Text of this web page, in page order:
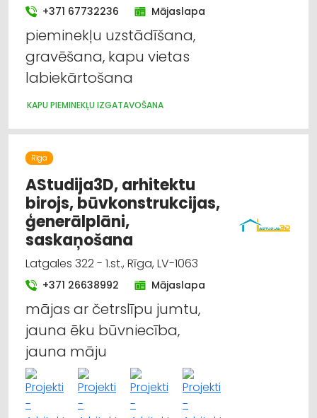
+371 67732236 Mājaslapa
pieminekļu uzstādīšana,
gravēšana, kapu vietas
labiekārtošana
KAPU PIEMINEKĻU IZGATAVOŠANA
Rīga
AStudija3D, arhitektu
birojs, būvkonstrukcijas,
ģenerālplāni,
saskaņošana
Latgales 322 - 1.st., Rīga, LV-1063
+371 26638992 Mājaslapa
mājas ar četrslīpu jumtu,
jauna ēku būvniecība,
jauna māju